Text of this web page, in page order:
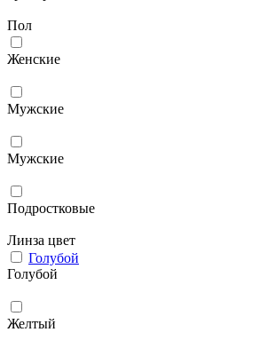
Пол
Женские
Мужcкие
Мужские
Подростковые
Линза цвет
Голубой
Голубой
Желтый